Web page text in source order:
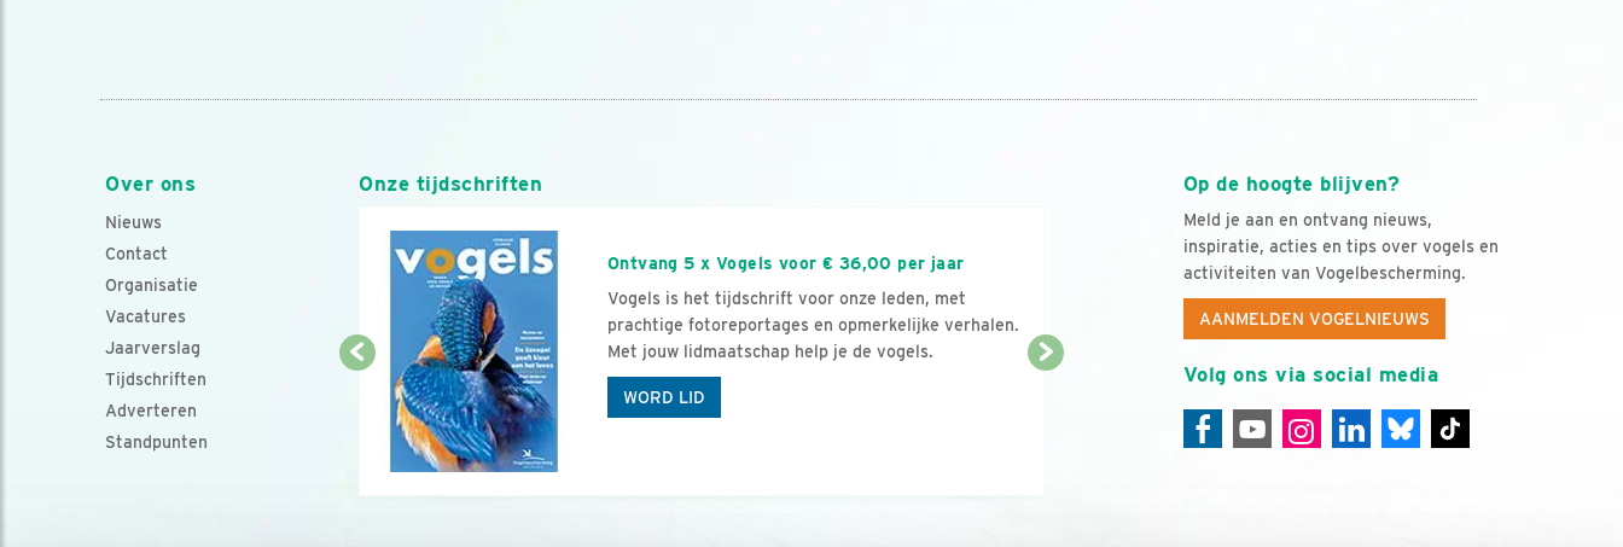
Over ons
Nieuws
Contact
Organisatie
Vacatures
Jaarverslag
Tijdschriften
Adverteren
Standpunten
Op de hoogte blijven?
Meld je aan en ontvang nieuws,
inspiratie, acties en tips over vogels en
activiteiten van Vogelbescherming.
AANMELDEN VOGELNIEUWS
Volg ons via social media
Onze tijdschriften
Ontvang 5 x Vogels voor € 36,00 per jaar
Vogels is het tijdschrift voor onze leden, met
prachtige fotoreportages en opmerkelijke verhalen.
Met jouw lidmaatschap help je de vogels.
WORD LID